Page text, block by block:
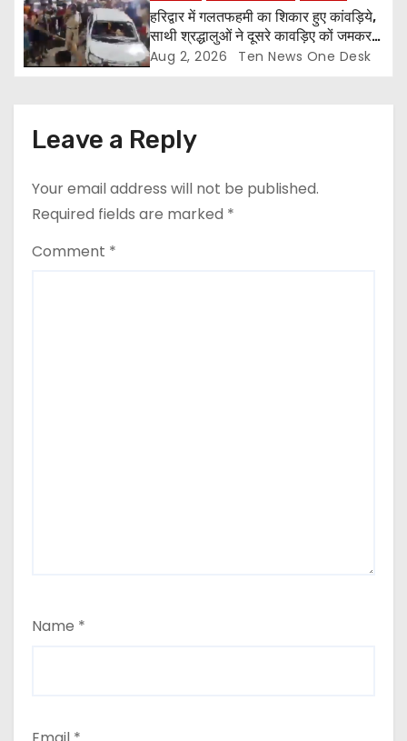
हरिद्वार में गलतफहमी का शिकार हुए कांवड़िये,
साथी श्रद्धालुओं ने दूसरे कावड़िए कों जमकर
पीटा और कार तोड़ी
Aug 2, 2026 Ten News One Desk
Leave a Reply
Your email address will not be published.
Required fields are marked *
Comment *
Name *